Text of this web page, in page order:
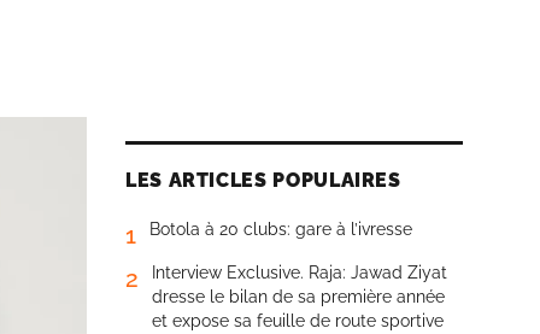
LES ARTICLES POPULAIRES
1 Botola à 20 clubs: gare à l’ivresse
2
Interview Exclusive. Raja: Jawad Ziyat
dresse le bilan de sa première année
et expose sa feuille de route sportive